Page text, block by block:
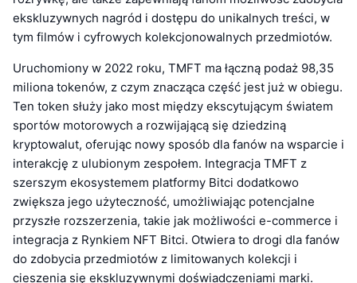
ekskluzywnych nagród i dostępu do unikalnych treści, w
tym filmów i cyfrowych kolekcjonowalnych przedmiotów.
Uruchomiony w 2022 roku, TMFT ma łączną podaż 98,35
miliona tokenów, z czym znacząca część jest już w obiegu.
Ten token służy jako most między ekscytującym światem
sportów motorowych a rozwijającą się dziedziną
kryptowalut, oferując nowy sposób dla fanów na wsparcie i
interakcję z ulubionym zespołem. Integracja TMFT z
szerszym ekosystemem platformy Bitci dodatkowo
zwiększa jego użyteczność, umożliwiając potencjalne
przyszłe rozszerzenia, takie jak możliwości e-commerce i
integracja z Rynkiem NFT Bitci. Otwiera to drogi dla fanów
do zdobycia przedmiotów z limitowanych kolekcji i
cieszenia się ekskluzywnymi doświadczeniami marki.